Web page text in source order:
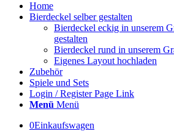
Home
Bierdeckel selber gestalten
Bierdeckel eckig in unserem
gestalten
Bierdeckel rund in unserem
Eigenes Layout hochladen
Zubehör
Spiele und Sets
Login / Register Page Link
Menü Menü
0Einkaufswagen